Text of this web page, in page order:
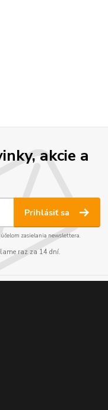
akcie a
Prihlásiť sa
účelom zasielania newslettera.
raz za 14 dní.